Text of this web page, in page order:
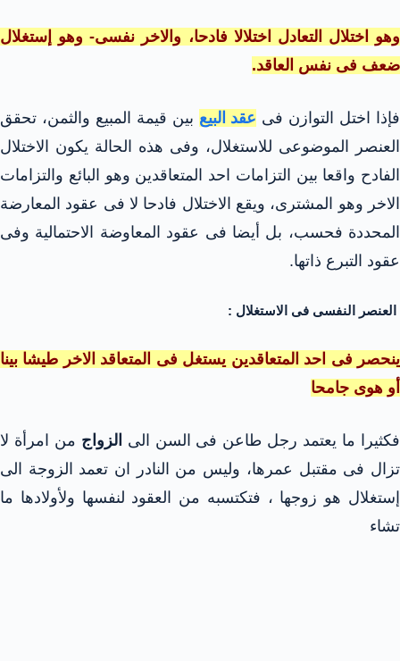
وهو اختلال التعادل اختلالا فادحا، والاخر نفسى- وهو إستغلال
ضعف فى نفس العاقد.
فإذا اختل التوازن فى عقد البيع بين قيمة المبيع والثمن، تحقق
العنصر الموضوعى للاستغلال، وفى هذه الحالة يكون الاختلال
الفادح واقعا بين التزامات احد المتعاقدين وهو البائع والتزامات
الاخر وهو المشترى، ويقع الاختلال فادحا لا فى عقود المعارضة
المحددة فحسب، بل أيضا فى عقود المعاوضة الاحتمالية وفى
عقود التبرع ذاتها.
العنصر النفسى فى الاستغلال :
ينحصر فى احد المتعاقدين يستغل فى المتعاقد الاخر طيشا بينا
أو هوى جامحا
فكثيرا ما يعتمد رجل طاعن فى السن الى الزواج من امرأة لا
تزال فى مقتبل عمرها، وليس من النادر ان تعمد الزوجة الى
إستغلال هو زوجها ، فتكتسبه من العقود لنفسها ولأولادها ما
تشاء